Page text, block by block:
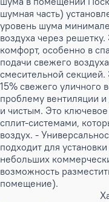
шумная часть)
уровень шума
воздуха через
комфорт, особенно в
подачи свежего
смесительной
15% свежего уличного
проблему вентиляции
и чистым. Это
сплит-системами,
воздух. -
подходит для
небольших
возможность
помещение).